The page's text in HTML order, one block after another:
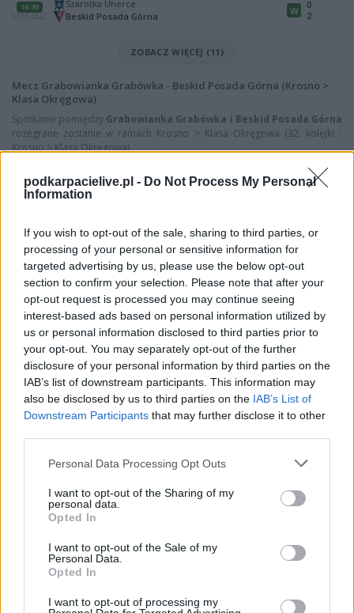
podkarpacielive.pl - Do Not Process My Personal
Information
If you wish to opt-out of the sale, sharing to third parties, or
processing of your personal or sensitive information for
targeted advertising by us, please use the below opt-out
section to confirm your selection. Please note that after your
opt-out request is processed you may continue seeing
interest-based ads based on personal information utilized by
us or personal information disclosed to third parties prior to
your opt-out. You may separately opt-out of the further
disclosure of your personal information by third parties on the
IAB’s list of downstream participants. This information may
also be disclosed by us to third parties on the IAB’s List of
Downstream Participants that may further disclose it to other
Please note that this website/app uses one or more Google
not limited to your visit or usage behaviour. You may click to
grant or deny consent to Google and its third-party tags to
use your data for below specified purposes in below Google
consent section.
Personal Data Processing Opt Outs
I want to opt-out of the Sharing of my
personal data.
Opted In
I want to opt-out of the Sale of my
Personal Data.
Opted In
I want to opt-out of processing my
16:30
07.05.2022
Szarotka Uherce
Beskid Posada Górna
W
0
2
ZOBACZ WIĘCEJ (11)
Mecz Grabowianka Grabówka - Beskid Posada Górna (Krosno >
Klasa Okręgowa)
Spotkanie pomiędzy Grabowianka Grabówka i Beskid Posada Górna
rozegrane zostanie w ramach Krosno > Klasa Okręgowa (32. kolejki -
Krosno > Klasa Okręgowa).
wynik meczu, strzelców
bramek, kartki, składy, statystyki i informacje o przebiegu
spotkania. To kompletne źródło danych dla kibiców i pasjonatów
pracujemy nad tym żeby je uzupełnić.
Wynik meczu Grabowianka Grabówka vs Beskid Posada Górna
Po zakończeniu spotkania automatycznie publikujemy oficjalny wynik
spotkania , a także dane meczowe, jeśli są dostępne.
Pełny harmonogram rozgrywek dostępny jest tutaj:
Krosno > Klasa
Okręgowa - terminarz.
Informacje o składach i strzelcach
W miarę dostępności danych, publikujemyskłady wyjściowe,
rezerwowych, zmiany oraz listę strzelców bramek. Informacje te
aktualizujemy zależnie od poziomu ligi i dostępnych źródeł.
Śledź mecze swojej drużyny
Górna - zaglądaj tutaj częściej. Nasz serwis regularnie dostarcza
terminach meczów, wynikach, transferach i newsach
klubowych.
PodkarpacieLive.pl to największa baza
meczów lokalnych drużyn
piłkarskichw województwie. Sprawdź nasze relacje, śledź ulubioną ligę i
Analiza przed meczem: Grabowianka Grabówka vs Beskid Posada
Grabowianka Grabówka - Beskid Posada Górna
odbędzie się